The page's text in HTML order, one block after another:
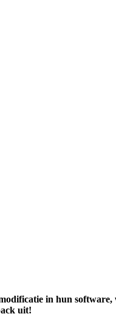
in hun
uit!